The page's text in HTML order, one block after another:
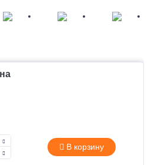
В корзину